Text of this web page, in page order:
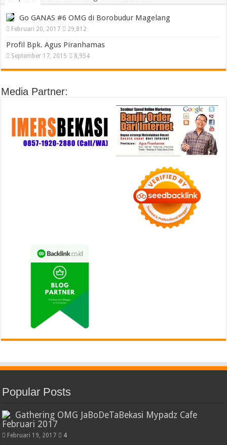
Go GANAS #6 OMG di Borobudur Magelang
Februari 20, 2017 29,812
Profil Bpk. Agus Piranhamas
September 17, 2015 8,954
Media Partner:
Popular Posts
Gathering OMG JaBoDeTaBekasi Mypadz Cafe
Februari 2017
Februari 19, 2017 4